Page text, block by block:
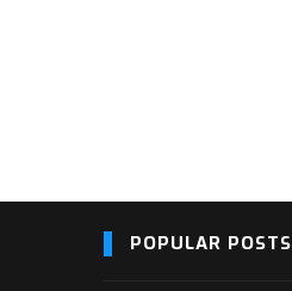
POPULAR POSTS